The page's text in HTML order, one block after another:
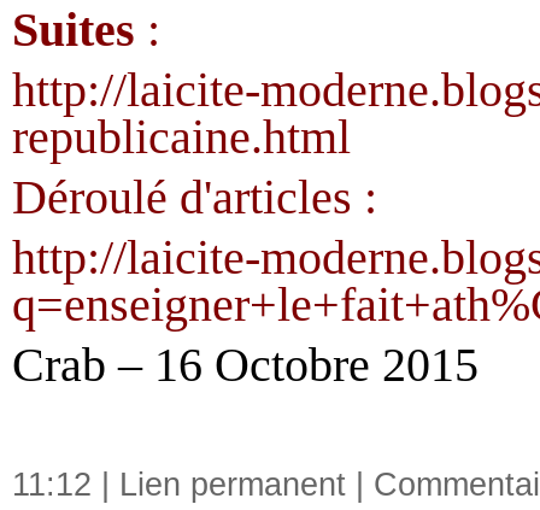
Suites :
http://laicite-
republicaine.html
Déroulé d'articles :
http://laicite-
Crab – 16 Octobre 2015
11:12 | Lien permanent